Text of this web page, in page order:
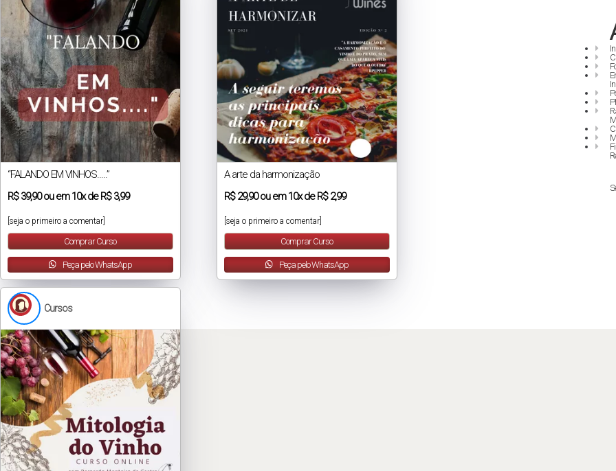
“FALANDO EM VINHOS…..”
R$39,90ou em10xdeR$ 3,99
[seja o primeiro a comentar]
Comprar Curso
Peça pelo WhatsApp
A arte da harmonização
R$29,90ou em10xdeR$ 2,99
[seja o primeiro a comentar]
Comprar Curso
Peça pelo WhatsApp
Cursos